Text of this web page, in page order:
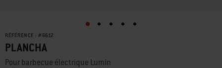
RÉFÉRENCE : # 6612
PLANCHA
Pour barbecue électrique Lumin